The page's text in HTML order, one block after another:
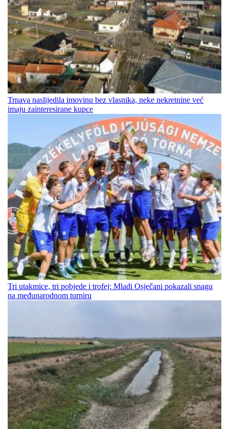
Trnava naslijedila imovinu bez vlasnika, neke nekretnine već
imaju zainteresirane kupce
Tri utakmice, tri pobjede i trofej: Mladi Osječani pokazali snagu
na međunarodnom turniru